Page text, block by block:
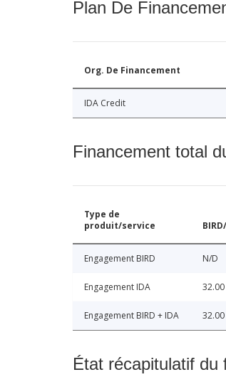
Plan De
Org. De Financement
IDA Credit
Financement total
Type de
produit/service
Engagement BIRD N/D
Engagement IDA 32.00
Engagement BIRD + IDA 32.00
État récapitulatif du